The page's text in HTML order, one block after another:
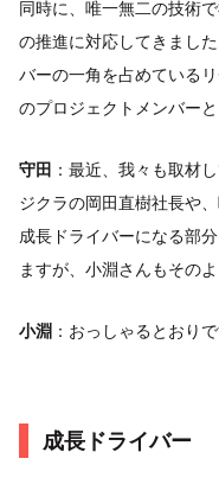
同時に、唯一無二の技術
の推進に対応してきまし
バーの一角を占めている
のプロジェクトメンバー
守田 ：最近、我々も取材
ジクラの岡田直樹社長や
成長ドライバーになる部
ますが、小淵さんもその
小淵 ：おっしゃるとおりで
成長ドライバー